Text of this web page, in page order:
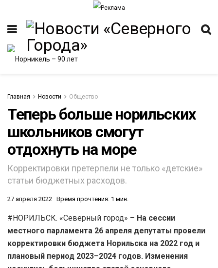
Главная Новости Общество
Теперь больше норильских
школьников смогут
отдохнуть на море
Корректировки претерпели не только «детские»
статьи бюджетных расходов.
27 апреля 2022 Время прочтения: 1 мин.
#НОРИЛЬСК. «Северный город» – На сессии
местного парламента 26 апреля депутаты провели
корректировки бюджета Норильска на 2022 год и
плановый период 2023–2024 годов. Изменения